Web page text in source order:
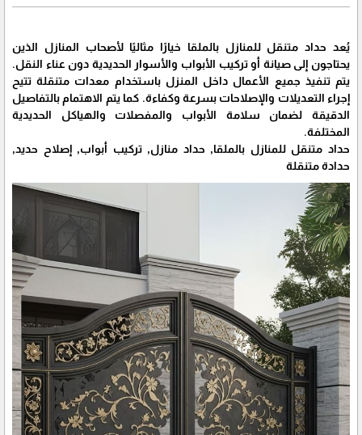
يُعد حداد متنقل للمنازل بالملقا خيارًا مثاليًا لأصحاب المنازل الذين
يحتاجون إلى صيانة أو تركيب الأبواب والأسوار الحديدية دون عناء النقل.
يتم تنفيذ جميع الأعمال داخل المنزل باستخدام معدات متنقلة تتيح
إجراء التعديلات والإصلاحات بسرعة وكفاءة. كما يتم الاهتمام بالتفاصيل
الدقيقة لضمان سلامة الأبواب والمفصلات والهياكل الحديدية
المختلفة.
حداد متنقل للمنازل بالملقا, حداد منازل, تركيب أبواب, إصلاح حديد,
حدادة متنقلة